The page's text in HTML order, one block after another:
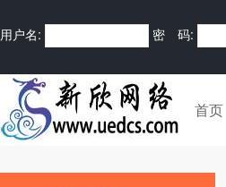
用户名: 密 码:
首页